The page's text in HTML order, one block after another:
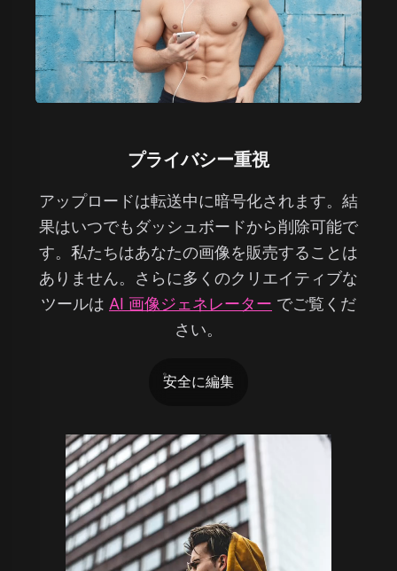
プライバシー重視
アップロードは転送中に暗号化されます。結
果はいつでもダッシュボードから削除可能で
す。私たちはあなたの画像を販売することは
ありません。さらに多くのクリエイティブな
ツールは AI 画像ジェネレーター でご覧くだ
さい。
安全に編集